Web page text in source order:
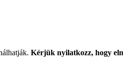
Kérjük nyilatkozz, hogy